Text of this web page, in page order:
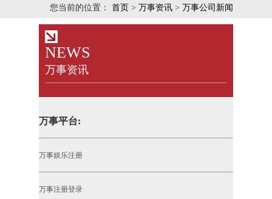
您当前的位置： 首页 > 万事资讯 > 万事公司新闻
NEWS
万事资讯
万事平台:
万事娱乐注册
万事注册登录